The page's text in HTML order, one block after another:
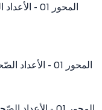
المحور 01 - الأعداد الصّحيحة الطّبيعيّة - الجزء 3 - البحث عن مجهول